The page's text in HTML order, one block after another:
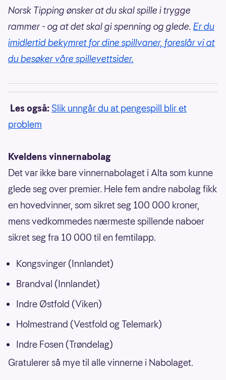
Norsk Tipping ønsker at du skal spille i trygge
rammer - og at det skal gi spenning og glede. Er du
imidlertid bekymret for dine spillvaner, foreslår vi at
du besøker våre spillevettsider.
Les også: Slik unngår du at pengespill blir et
problem
Kveldens vinnernabolag
Det var ikke bare vinnernabolaget i Alta som kunne
glede seg over premier. Hele fem andre nabolag fikk
en hovedvinner, som sikret seg 100 000 kroner,
mens vedkommedes nærmeste spillende naboer
sikret seg fra 10 000 til en femtilapp.
Kongsvinger (Innlandet)
Brandval (Innlandet)
Indre Østfold (Viken)
Holmestrand (Vestfold og Telemark)
Indre Fosen (Trøndelag)
Gratulerer så mye til alle vinnerne i Nabolaget.